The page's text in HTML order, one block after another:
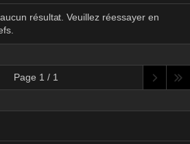
résultat. Veuillez réessayer en
Page 1 / 1